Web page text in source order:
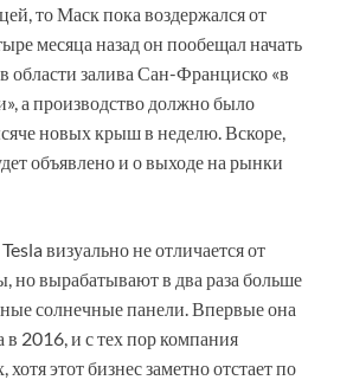
то Маск пока воздержался от
месяца назад он пообещал начать
области залива Сан-Франциско «в
а производство должно было
новых крыш в неделю. Вскоре,
объявлено и о выходе на рынки
визуально не отличается от
но вырабатывают в два раза больше
солнечные панели. Впервые она
в 2016, и с тех пор компания
хотя этот бизнес заметно отстает по